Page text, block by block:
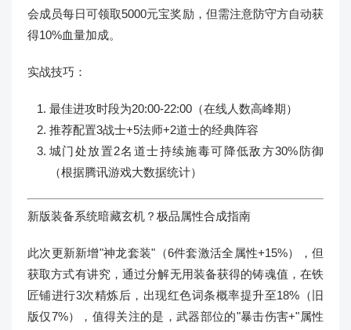
会成员每日可领取5000元宝奖励，但需注意防守方自动获
得10%血量加成。
实战技巧：
最佳进攻时段为20:00-22:00（在线人数高峰期）
推荐配置3战士+5法师+2道士的经典阵容
城门处放置2名道士持续施毒可降低敌方30%防御
（根据腾讯游戏大数据统计）
新版装备系统暗藏玄机？极品属性合成指南
此次更新新增"神龙套装"（6件套激活全属性+15%），但
获取方式有讲究，通过分解无用装备获得的铸魂值，在铁
匠铺进行3次精炼后，出现红色词条概率提升至18%（旧
版仅7%），值得关注的是，武器部位的"暴击伤害+"属性